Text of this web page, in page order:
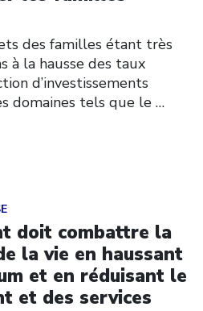
des familles étant très
à la hausse des taux
d’investissements
domaines tels que le …
doit combattre la
la vie en haussant
et en réduisant le
et des services